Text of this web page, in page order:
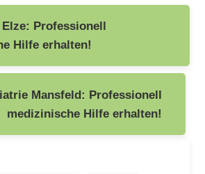
Professionell
Hilfe erhalten!
Mansfeld: Professionell
medizinische Hilfe erhalten!